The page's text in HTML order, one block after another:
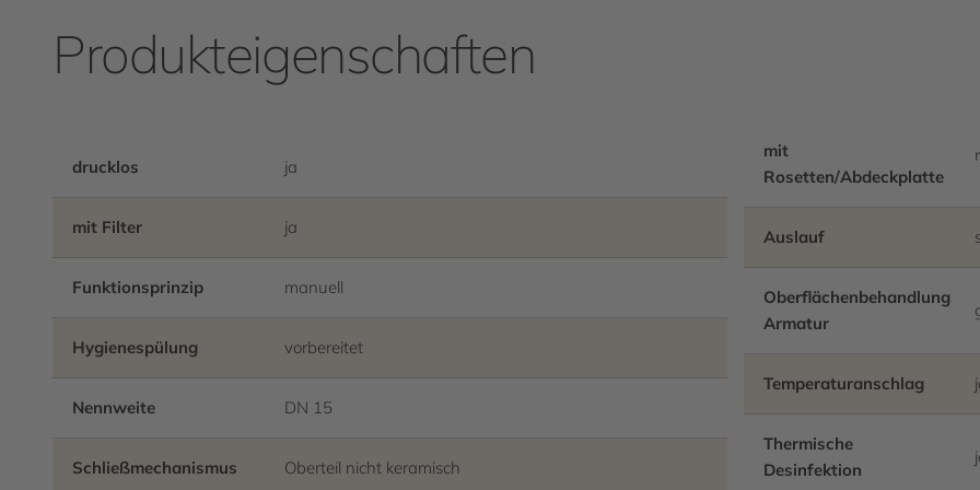
Produkteigenschaften
drucklos ja
mit Filter ja
Funktionsprinzip manuell
Hygienespülung vorbereitet
Nennweite DN 15
Schließmechanismus Oberteil nicht keramisch
mit
Rosetten/Abdeckplatte
Auslauf
Oberflächenbehandlung
Armatur
Temperaturanschlag
Thermische
Desinfektion